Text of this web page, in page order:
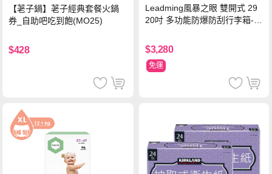
【荖子鍋】荖子經典套餐火鍋
券_自助吧吃到飽(MO25)
$428
Leadming風暴之眼 雙開式 29
20吋 多功能防爆防刮行李箱-海
$3,280
免運